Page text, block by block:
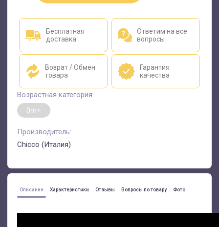
Бесплатная
доставка
Ответим на все
вопросы
Возрат / Обмен
товара
Гарантия
качества
Возрастная категория:
0m+
Производитель:
Chicco (Италия)
Описание Характеристики Отзывы Вопросы по товару Фото